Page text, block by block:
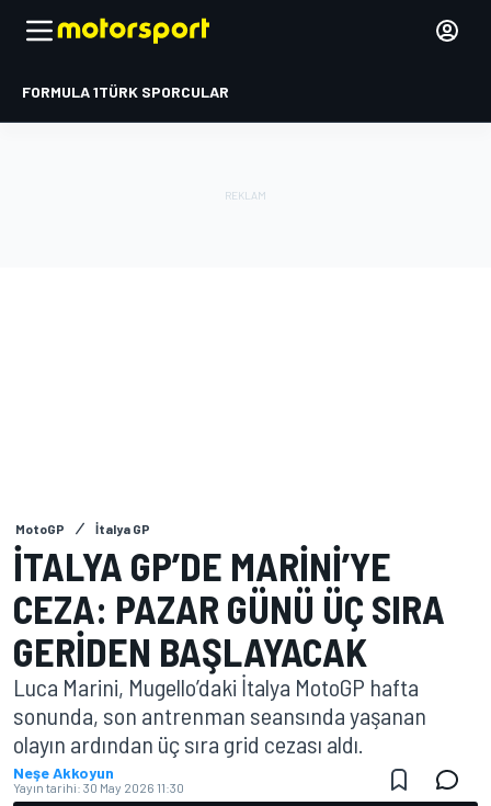
FORMULA 1TÜRK SPORCULAR
MotoGP İtalya GP
İTALYA GP’DE MARINI’YE
CEZA: PAZAR GÜNÜ ÜÇ SIRA
GERIDEN BAŞLAYACAK
Luca Marini, Mugello’daki İtalya MotoGP hafta
sonunda, son antrenman seansında yaşanan
olayın ardından üç sıra grid cezası aldı.
Neşe Akkoyun
Yayın tarihi: 30 May 2026 11:30